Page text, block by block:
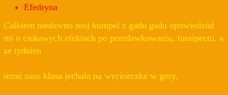
Efedryna
Calkiem niedawno moj kumpel z gadu gadu opowiedzial
mi o ciekawych efektach po przedawkowaniu, tussipectu, a
ze tydzien
temu nasz klasa jechala na wycioeczke w gory,